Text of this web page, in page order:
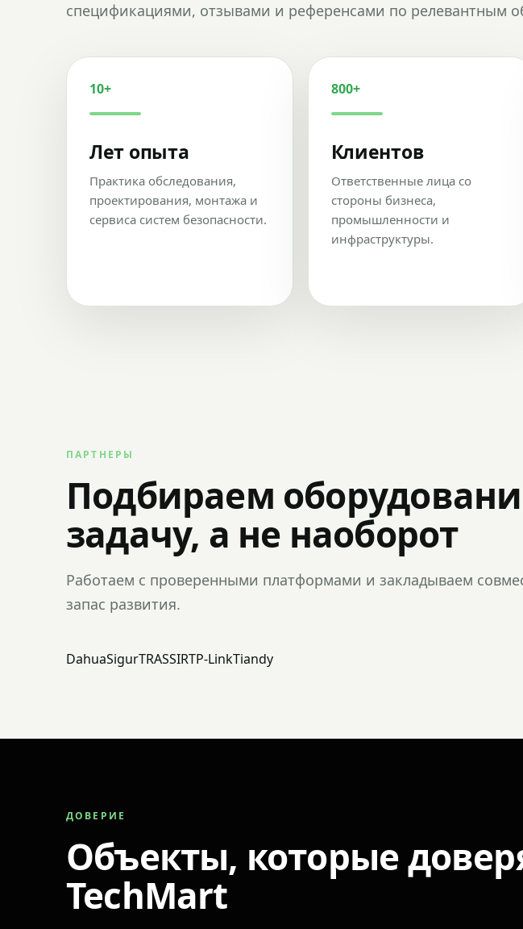
спецификациями, отзывами и референсами по релевантным
10+
Лет опыта
Практика обследования,
проектирования, монтажа и
сервиса систем безопасности.
800+
Клиентов
Ответственные лица со
стороны бизнеса,
промышленности и
инфраструктуры.
ПАРТНЕРЫ
Подбираем
задачу, а не наоборот
Работаем с проверенными платформами и закладываем
запас развития.
DahuaSigurTRASSIRTP-LinkTiandy
ДОВЕРИЕ
Объекты, которые
TechMart